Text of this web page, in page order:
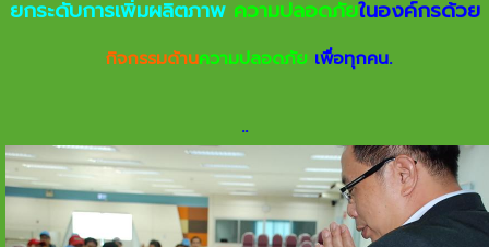
ยกระดับการเพิ่มผลิตภาพความปลอดภัยในองค์กรด้วย
กิจกรรมด้านความปลอดภัย เพื่อทุกคน.
..